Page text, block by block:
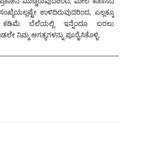
ಉಳಿದಿರುವುದರಿಂದ, ಎಲ್ಲಕ್ಕೂ
ಕಡಿಮೆ ಬೆಲೆಯಲ್ಲಿ ಇನ್ನೆಂದೂ ಬರಲು
ನಿಮ್ಮ ಅಗತ್ಯಗಳನ್ನು ಪೂರೈಸಿಕೊಳ್ಳಿ.